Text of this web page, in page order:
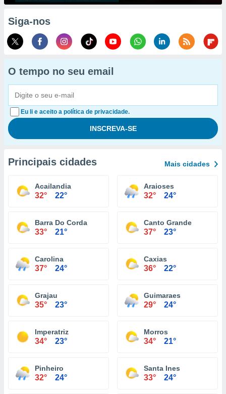
Siga-nos
O tempo no seu email
Eu li e aceito a política de privacidade.
Principais cidades Mais cidades
Acailandia
32° 22°
Araioses
32° 24°
Barra Do Corda
33° 21°
Canto Grande
37° 23°
Carolina
37° 24°
Caxias
36° 22°
Grajau
35° 23°
Guimaraes
29° 24°
Imperatriz
34° 23°
Morros
34° 21°
Pinheiro
32° 24°
Santa Ines
33° 24°